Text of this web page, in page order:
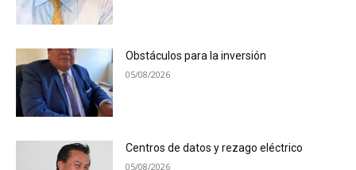
Obstáculos para la inversión
05/08/2026
Centros de datos y rezago eléctrico
05/08/2026